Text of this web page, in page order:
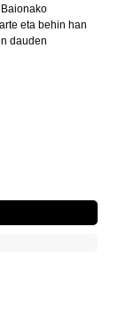
eta behin han
dauden